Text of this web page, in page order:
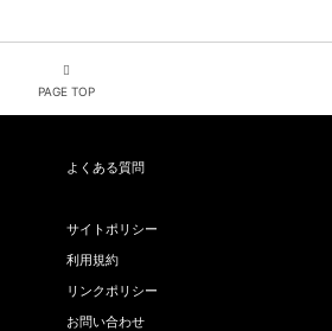
PAGE TOP
よくある質問
サイトポリシー
利用規約
リンクポリシー
お問い合わせ